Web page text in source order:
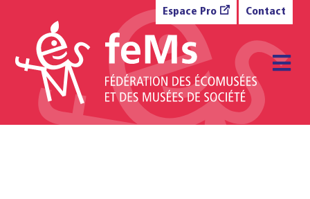
Espace Pro Contact